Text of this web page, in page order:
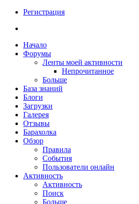
Регистрация
Начало
Форумы
Ленты моей активности
Непрочитанное
Больше
База знаний
Блоги
Загрузки
Галерея
Отзывы
Барахолка
Обзор
Правила
События
Пользователи онлайн
Активность
Активность
Поиск
Больше